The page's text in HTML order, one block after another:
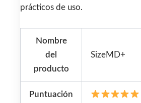
prácticos de uso.
Nombre
del
producto
SizeMD+
Puntuación